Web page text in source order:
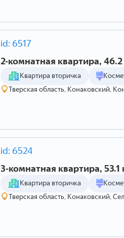
id: 6517
2-комнатная квартира,
Квартира вторичка
Тверская область, Конаковский,
id: 6524
3-комнатная квартира,
Квартира вторичка
Тверская область, Конаковский,